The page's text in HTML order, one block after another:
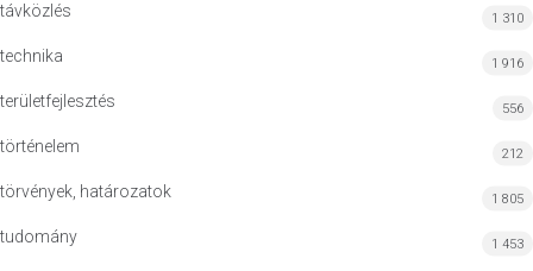
távközlés 1 310
technika 1 916
területfejlesztés 556
történelem 212
törvények, határozatok 1 805
tudomány 1 453